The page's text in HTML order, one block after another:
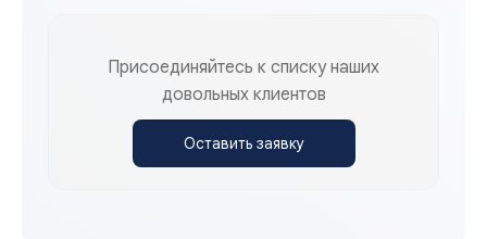
Присоединяйтесь к списку наших
довольных клиентов
Оставить заявку